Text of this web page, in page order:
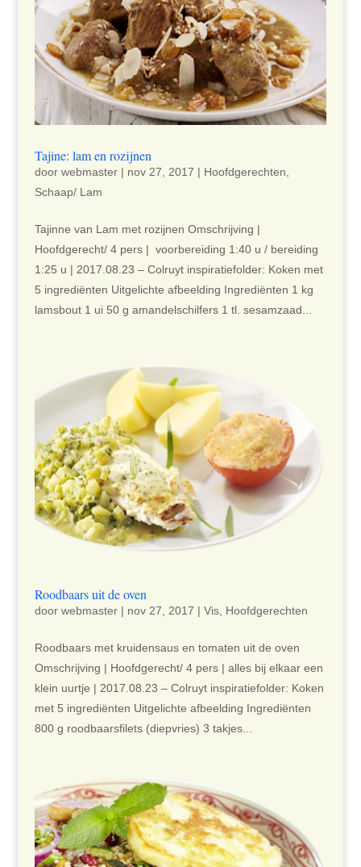
Tajine: lam en rozijnen
door webmaster| nov 27, 2017 | Hoofdgerechten,
Schaap/ Lam
Tajinne van Lam met rozijnen Omschrijving |
Hoofdgerecht/ 4 pers | voorbereiding 1:40 u / bereiding
1:25 u | 2017.08.23 – Colruyt inspiratiefolder: Koken met
5 ingrediënten Uitgelichte afbeelding Ingrediënten 1 kg
lamsbout 1 ui 50 g amandelschilfers 1 tl. sesamzaad...
Roodbaars uit de oven
door webmaster| nov 27, 2017 | Vis, Hoofdgerechten
Roodbaars met kruidensaus en tomaten uit de oven
Omschrijving | Hoofdgerecht/ 4 pers | alles bij elkaar een
klein uurtje | 2017.08.23 – Colruyt inspiratiefolder: Koken
met 5 ingrediënten Uitgelichte afbeelding Ingrediënten
800 g roodbaarsfilets (diepvries) 3 takjes...